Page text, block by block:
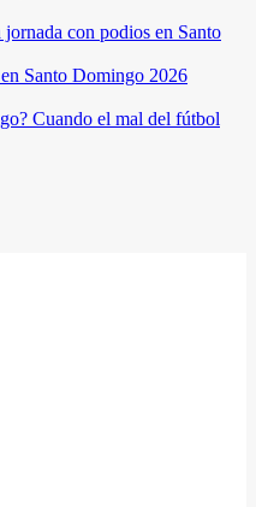
con podios en Santo
Santo Domingo 2026
Cuando el mal del fútbol